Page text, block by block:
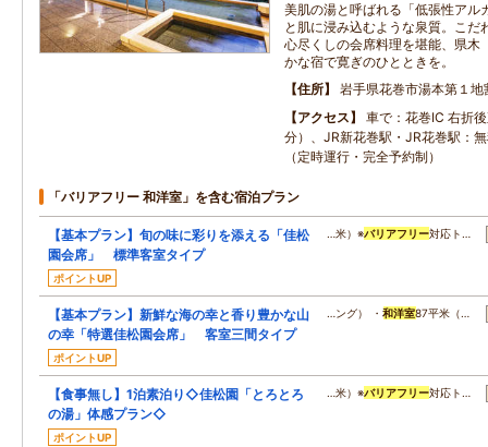
美肌の湯と呼ばれる「低張性アル
と肌に浸み込むような泉質。こだ
心尽くしの会席料理を堪能、県木
かな宿で寛ぎのひとときを。
住所
岩手県花巻市湯本第１
アクセス
車で：花巻IC 右折
分）、JR新花巻駅・JR花巻駅：
（定時運行・完全予約制）
「バリアフリー 和洋室」を含む宿泊プラン
【基本プラン】旬の味に彩りを添える「佳松
園会席」 標準客室タイプ
ポイントUP
…米）※バリアフリー対応ト…
【基本プラン】新鮮な海の幸と香り豊かな山
の幸「特選佳松園会席」 客室三間タイプ
ポイントUP
…ング） ・和洋室87平米（…
【食事無し】1泊素泊り◇佳松園「とろとろ
の湯」体感プラン◇
ポイントUP
…米）※バリアフリー対応ト…